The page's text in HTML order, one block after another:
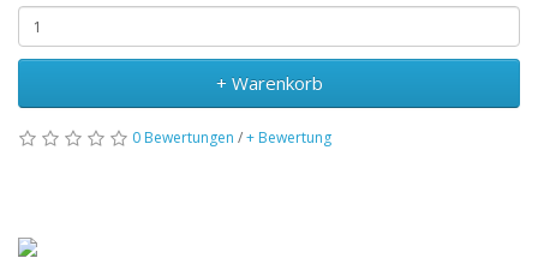
+ Warenkorb
0 Bewertungen /+ Bewertung